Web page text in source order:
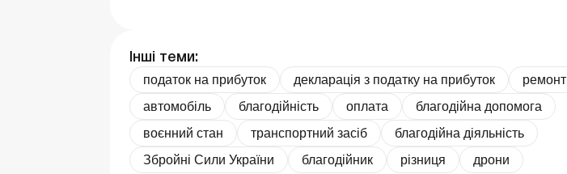
Інші теми:
податок на прибуток декларація з податку на прибуток
ремонт
автомобіль
благодійність оплата
благодійна допомога
воєнний стан
транспортний засіб
благодійна діяльність
Збройні Сили України
благодійник різниця дрони